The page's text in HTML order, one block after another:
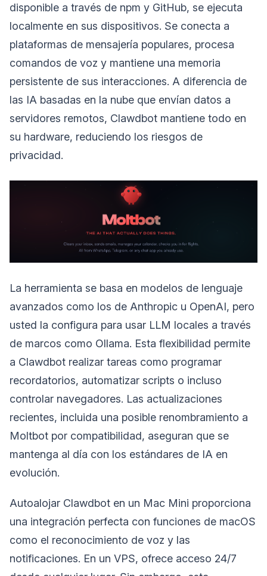
disponible a través de npm y GitHub, se ejecuta
localmente en sus dispositivos. Se conecta a
plataformas de mensajería populares, procesa
comandos de voz y mantiene una memoria
persistente de sus interacciones. A diferencia de
las IA basadas en la nube que envían datos a
servidores remotos, Clawdbot mantiene todo en
su hardware, reduciendo los riesgos de
privacidad.
La herramienta se basa en modelos de lenguaje
avanzados como los de Anthropic u OpenAI, pero
usted la configura para usar LLM locales a través
de marcos como Ollama. Esta flexibilidad permite
a Clawdbot realizar tareas como programar
recordatorios, automatizar scripts o incluso
controlar navegadores. Las actualizaciones
recientes, incluida una posible renombramiento a
Moltbot por compatibilidad, aseguran que se
mantenga al día con los estándares de IA en
evolución.
Autoalojar Clawdbot en un Mac Mini proporciona
una integración perfecta con funciones de macOS
como el reconocimiento de voz y las
notificaciones. En un VPS, ofrece acceso 24/7